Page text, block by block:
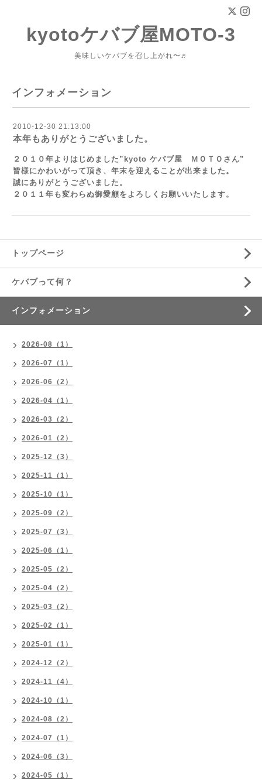
kyotoケバブ屋MOTO-3
美味しいケバブを召し上がれ〜♬
インフォメーション
2010-12-30 21:13:00
本年もありがとうございました。
２０１０年よりはじめました”kyoto ケバブ屋 ＭＯＴＯさん”
皆様にかわいがって頂き、年末を迎えることが出来ました。
誠にありがとうございました。
２０１１年も変わらぬ御愛顧をよろしくお願いいたします。
トップページ
ケバブって何？
インフォメーション
2026-08（1）
2026-07（1）
2026-06（2）
2026-04（1）
2026-03（2）
2026-01（2）
2025-12（3）
2025-11（1）
2025-10（1）
2025-09（2）
2025-07（3）
2025-06（1）
2025-05（2）
2025-04（2）
2025-03（2）
2025-02（1）
2025-01（1）
2024-12（2）
2024-11（4）
2024-10（1）
2024-08（2）
2024-07（1）
2024-06（3）
2024-05（1）